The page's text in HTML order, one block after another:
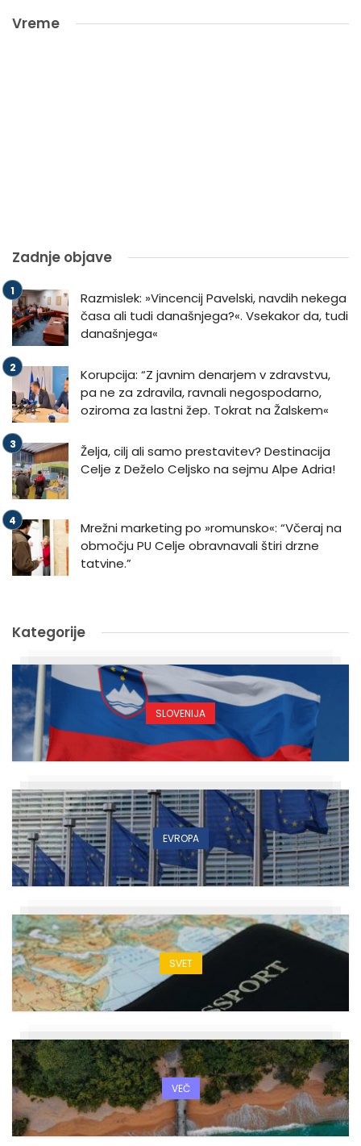
Vreme
Zadnje objave
Razmislek: »Vincencij Pavelski, navdih nekega
časa ali tudi današnjega?«. Vsekakor da, tudi
današnjega«
Korupcija: “Z javnim denarjem v zdravstvu,
pa ne za zdravila, ravnali negospodarno,
oziroma za lastni žep. Tokrat na Žalskem«
Želja, cilj ali samo prestavitev? Destinacija
Celje z Deželo Celjsko na sejmu Alpe Adria!
Mrežni marketing po »romunsko«: “Včeraj na
območju PU Celje obravnavali štiri drzne
tatvine.”
Kategorije
SLOVENIJA
EVROPA
SVET
VEČ